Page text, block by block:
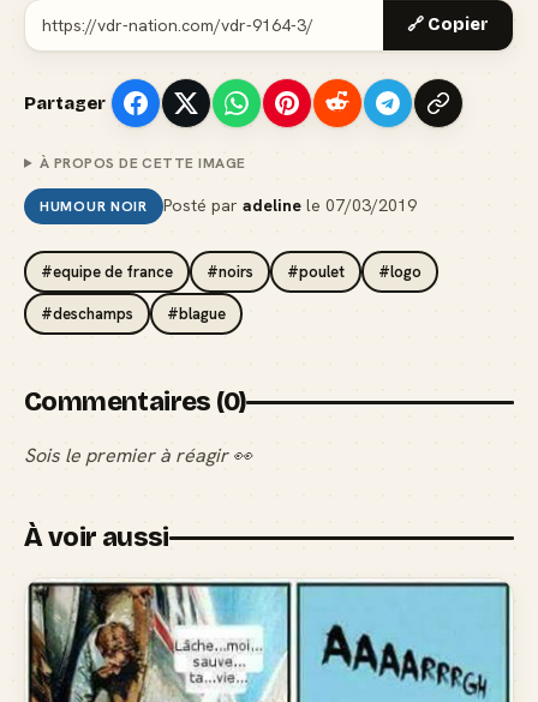
🔗 Copier
Partager
À PROPOS DE CETTE IMAGE
HUMOUR NOIR Posté par adelinele 07/03/2019
#equipe de france #noirs #poulet #logo
#deschamps #blague
Commentaires (0)
Sois le premier à réagir 👀
À voir aussi